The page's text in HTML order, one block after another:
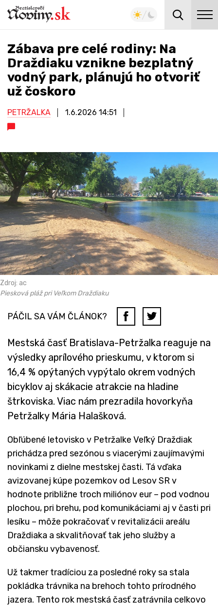
Zábava pre celé rodiny: Na
Draždiaku vznikne bezplatný
vodný park, plánujú ho otvoriť
už čoskoro
PETRŽALKA 1.6.2026 14:51
Zdroj: ac
Piesková pláž pri Veľkom Draždiaku
PÁČIL SA VÁM ČLÁNOK?
Mestská časť Bratislava-Petržalka reaguje na
výsledky aprílového prieskumu, v ktorom si
16,4 % opýtaných vypýtalo okrem vodných
bicyklov aj skákacie atrakcie na hladine
štrkoviska. Viac nám prezradila hovorkyňa
Petržalky Mária Halašková.
Obľúbené letovisko v Petržalke Veľký Draždiak
prichádza pred sezónou s viacerými zaujímavými
novinkami z dielne mestskej časti. Tá vďaka
avizovanej kúpe pozemkov od Lesov SR v
hodnote približne troch miliónov eur – pod vodnou
plochou, pri brehu, pod komunikáciami aj v časti pri
lesíku – môže pokračovať v revitalizácii areálu
Draždiaka a skvalitňovať tak jeho služby a
občiansku vybavenosť.
Už takmer tradíciou za posledné roky sa stala
pokládka trávnika na brehoch tohto prírodného
jazera. Tento rok mestská časť zatrávnila celkovo